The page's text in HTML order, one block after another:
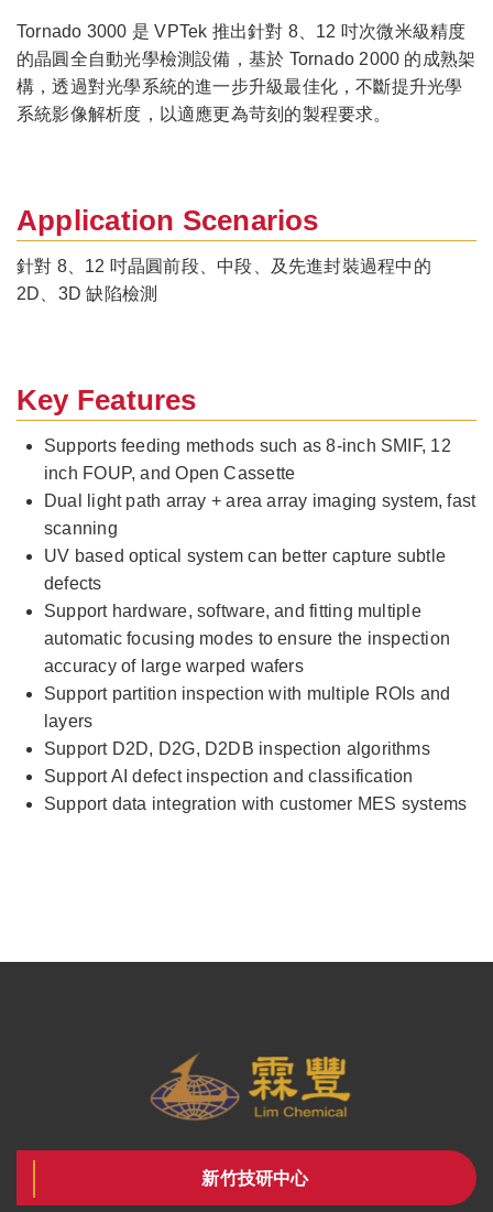
Tornado 3000 是 VPTek 推出針對 8、12 吋次微米級精度
的晶圓全自動光學檢測設備，基於 Tornado 2000 的成熟架
構，透過對光學系統的進一步升級最佳化，不斷提升光學
系統影像解析度，以適應更為苛刻的製程要求。
Application Scenarios
針對 8、12 吋晶圓前段、中段、及先進封裝過程中的
2D、3D 缺陷檢測
Key Features
Supports feeding methods such as 8-inch SMIF, 12
inch FOUP, and Open Cassette
Dual light path array + area array imaging system, fast
scanning
UV based optical system can better capture subtle
defects
Support hardware, software, and fitting multiple
automatic focusing modes to ensure the inspection
accuracy of large warped wafers
Support partition inspection with multiple ROIs and
layers
Support D2D, D2G, D2DB inspection algorithms
Support AI defect inspection and classification
Support data integration with customer MES systems
新竹技研中心